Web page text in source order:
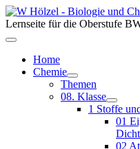
Lernseite für die Oberstufe
Home
Chemie
Themen
08. Klasse
1 Stoffe
01
02